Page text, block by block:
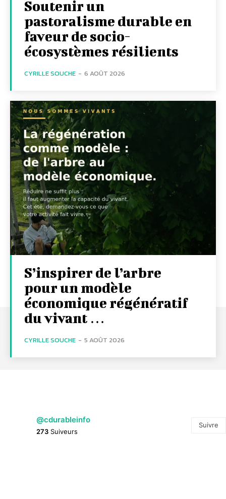
Soutenir un
pastoralisme durable en
faveur de socio-
écosystèmes résilients
CYRILLE SOUCHE - 6 AOÛT 2026
S’inspirer de l’arbre
pour un modèle
économique régénératif
du vivant …
CYRILLE SOUCHE - 5 AOÛT 2026
@cdurableinfo
273 Suiveurs
Suivre